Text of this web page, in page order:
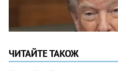
ЧИТАЙТЕ ТАКОЖ